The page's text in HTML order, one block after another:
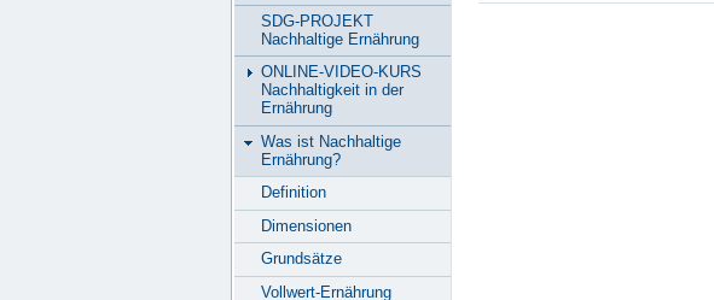
SDG-PROJEKT
Nachhaltige Ernährung
ONLINE-VIDEO-KURS
Nachhaltigkeit in der
Ernährung
Was ist Nachhaltige
Ernährung?
Definition
Dimensionen
Grundsätze
Vollwert-Ernährung